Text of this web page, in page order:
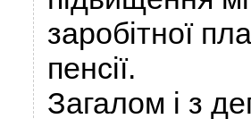
заробітної
пенсії.
Загалом і з